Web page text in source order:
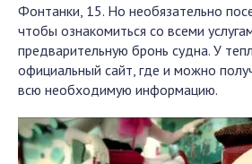
Фонтанки, 15. Но необязательно
чтобы ознакомиться со всеми
предварительную бронь судна. У
официальный сайт, где и можно
всю необходимую информацию.